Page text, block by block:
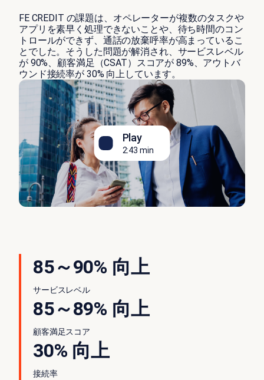
FE CREDIT の課題は、オペレーターが複数のタスクや
アプリを素早く処理できないことや、待ち時間のコン
トロールができず、通話の放棄呼率が高まっているこ
とでした。そうした問題が解消され、サービスレベル
が 90%、顧客満足（CSAT）スコアが 89%、アウトバ
ウンド接続率が 30% 向上しています。
Play
2:43 min
85～90% 向上
サービスレベル
85～89% 向上
顧客満足スコア
30% 向上
接続率